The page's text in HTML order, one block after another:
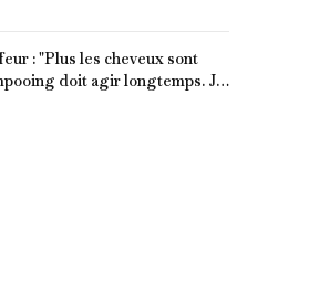
: "Plus les cheveux sont
doit agir longtemps. Je
entre 1 et 3 minutes."